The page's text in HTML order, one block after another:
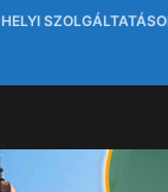
HELYI